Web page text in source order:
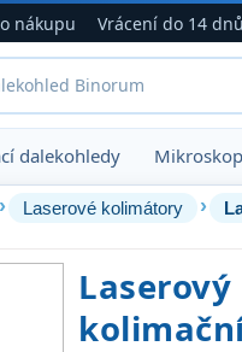
nákupu Vrácení do 14 dnů
dalekohledy
› Laserové kolimátory ›